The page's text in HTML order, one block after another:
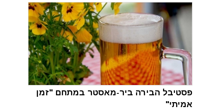
פסטיבל הבירה ביר-מאסטר במתחם "זמן
אמיתי"